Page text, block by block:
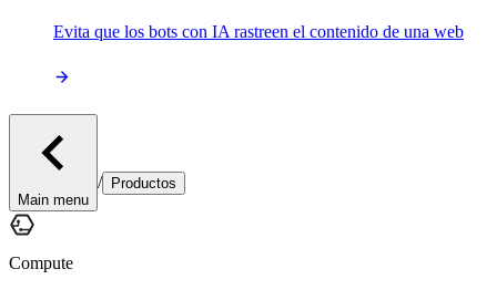
Evita que los bots con IA rastreen el contenido de una web
Main menu
/ Productos
Compute